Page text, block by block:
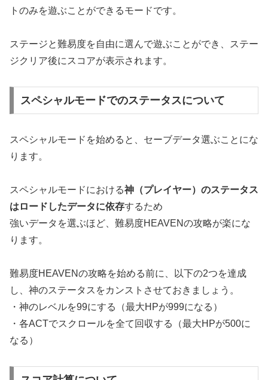
トのみを遊ぶことができるモードです。
ステージと難易度を自由に選んで遊ぶことができ、ステー
ジクリア後にスコアが表示されます。
スペシャルモードでのステータスについて
スペシャルモードを始めると、セーブデータ選ぶことにな
ります。
スペシャルモードにおける神（プレイヤー）のステータス
はロードしたデータに依存するため
強いデータを選ぶほど、難易度HEAVENの攻略が楽にな
ります。
難易度HEAVENの攻略を始める前に、以下の2つを達成
し、神のステータスをカンストさせておきましょう。
・神のレベルを99にする（最大HPが999になる）
・各ACTでスクロールを全て回収する（最大HPが500に
なる）